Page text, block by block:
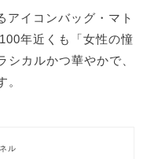
イコンバッグ・マト
年近くも「女性の憧
カルかつ華やかで、
。
ル